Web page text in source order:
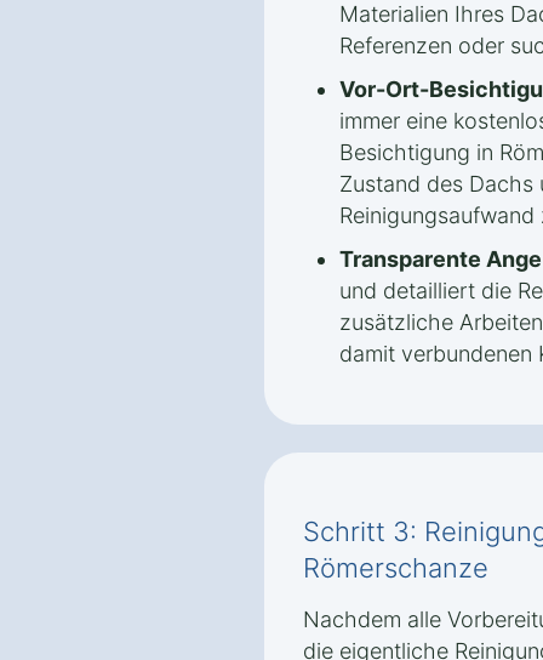
Materialien Ihres
Referenzen oder
Vor-Ort-
immer eine
Besichtigung in
Zustand des
Transparente
und detailliert die
zusätzliche
damit verbundenen
Schritt 3:
Römerschanze
Nachdem alle
die eigentliche